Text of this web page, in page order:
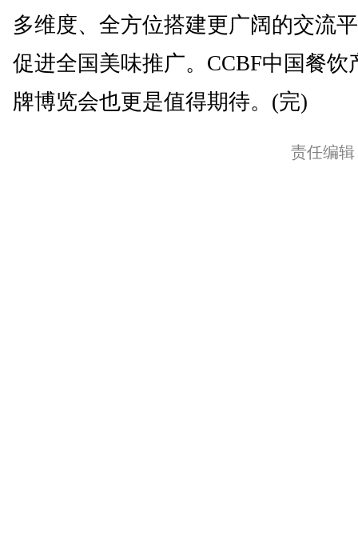
多维度、全方位搭建更广阔的交流
促进全国美味推广。CCBF中国餐饮
牌博览会也更是值得期待。(完)
责任编